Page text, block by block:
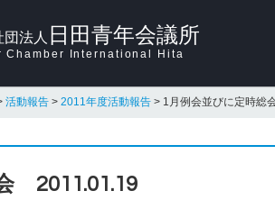
法人 日田青年会議所
Chamber International Hita
活動報告 > 2011年度活動報告 > 1月例会並びに定時
2011.01.19